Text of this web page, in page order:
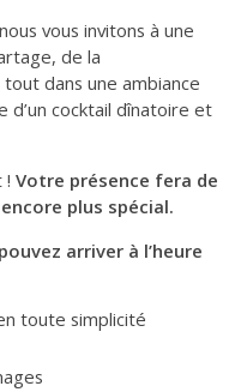
vous invitons à une
de la
tout dans une ambiance
d’un cocktail dînatoire et
!Votre présence fera de
plus spécial.
arriver à l’heure
toute simplicité